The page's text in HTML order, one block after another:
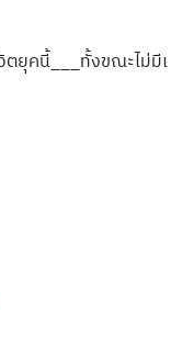
ตยุคนี้_
__ทั้งขณะไม่มีเ